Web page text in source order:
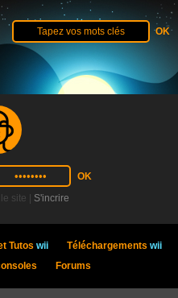
site | S'incrire
Tutos wii Téléchargements wii
Forums